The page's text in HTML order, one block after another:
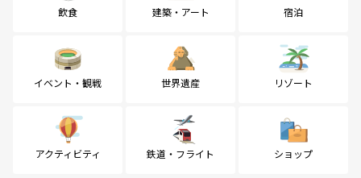
飲食 建築・アート 宿泊
イベント・観戦 世界遺産 リゾート
アクティビティ 鉄道・フライト ショップ